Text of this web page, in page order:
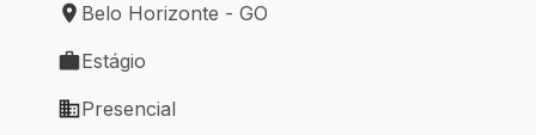
Local de trabalho: Belo Horizonte - GO
Belo Horizonte - GO
Tipo de vaga: Estágio
Estágio
Modelo de trabalho: Presencial
Presencial